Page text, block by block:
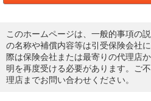
このホームページは、一般的事項の
の名称や補償内容等は引受保険会社
際は保険会社または最寄りの代理店
明を再度受ける必要があります。ご
理店までお問い合わせください。